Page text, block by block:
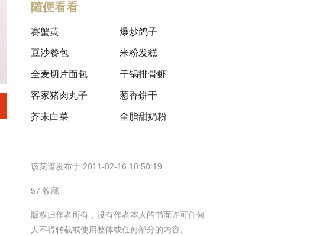
随便看看
赛蟹黄
豆沙餐包
全麦切片面包
客家猪肉丸子
芥末白菜
爆炒鸽子
米粉发糕
干锅排骨虾
葱香饼干
全脂甜奶粉
该菜谱发布于 2011-02-16 18:50:19
57 收藏
版权归作者所有，没有作者本人的书面许可任何
人不得转载或使用整体或任何部分的内容。